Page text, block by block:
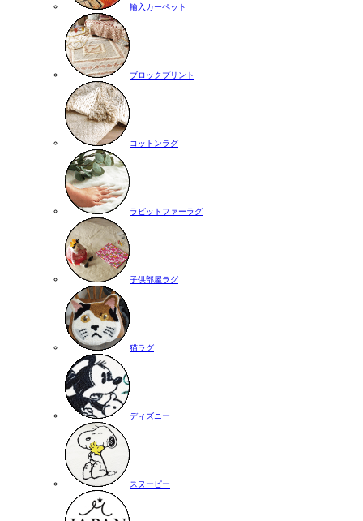
輸入カーペット
ブロックプリント
コットンラグ
ラビットファーラグ
子供部屋ラグ
猫ラグ
ディズニー
スヌーピー